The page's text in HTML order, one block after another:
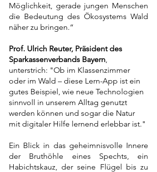
Möglichkeit, gerade jungen Menschen
die Bedeutung des Ökosystems Wald
näher zu bringen.“
Prof. Ulrich Reuter, Präsident des
Sparkassenverbands Bayern,
unterstrich: "Ob im Klassenzimmer
oder im Wald – diese Lern-App ist ein
gutes Beispiel, wie neue Technologien
sinnvoll in unserem Alltag genutzt
werden können und sogar die Natur
mit digitaler Hilfe lernend erlebbar ist."
Ein Blick in das geheimnisvolle Innere
der Bruthöhle eines Spechts, ein
Habichtskauz, der seine Flügel bis zu